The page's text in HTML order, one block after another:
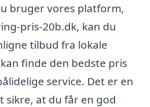
bruger vores platform,
pris-20b.dk, kan du
tilbud fra lokale
finde den bedste pris
service. Det er en
sikre, at du får en god